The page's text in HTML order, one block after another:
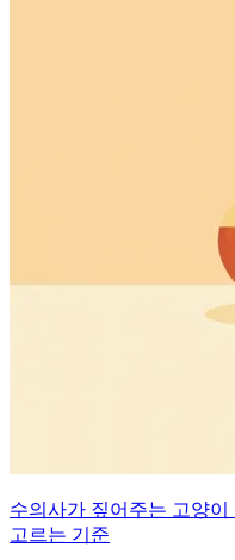
수의사가 짚어주는 고양
고르는 기준